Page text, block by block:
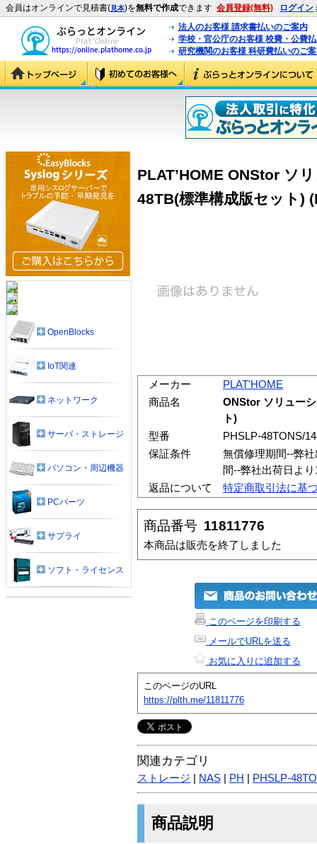
会員はオンラインで見積書(見本)を無料で作成できます 会員登録(無料) ログイン
法人のお客様 請求書払いのご案内
学校・官公庁のお客様 校費・公費
研究機関のお客様 科研費払いのご
PLAT’HOME ONStor ソ
48TB(標準構成版セット)
メーカー
PLAT'HOME
商品名
ONStor ソリュー
ト)
型番
PHSLP-48TONS/
保証条件
無償修理期間--弊
間--弊社出荷日よ
返品について
特定商取引法に基
商品番号 11811776
本商品は販売を終了しました
このページを印刷する
メールでURLを送る
お気に入りに追加する
このページのURL
https://plth.me/11811776
関連カテゴリ
ストレージ NAS PH PHSLP-
商品説明
OpenBlocks
IoT関連
ネットワーク
サーバ・ストレージ
パソコン・周辺機器
PCパーツ
サプライ
ソフト・ライセンス